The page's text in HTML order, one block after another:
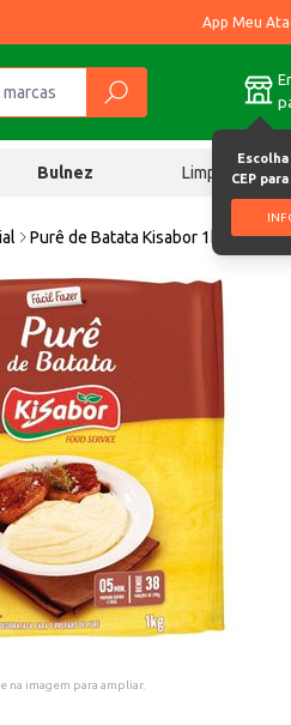
App Meu
CEP
Bulnez Limpeza
Purê de Batata Kisabor 1kg
na imagem para ampliar.